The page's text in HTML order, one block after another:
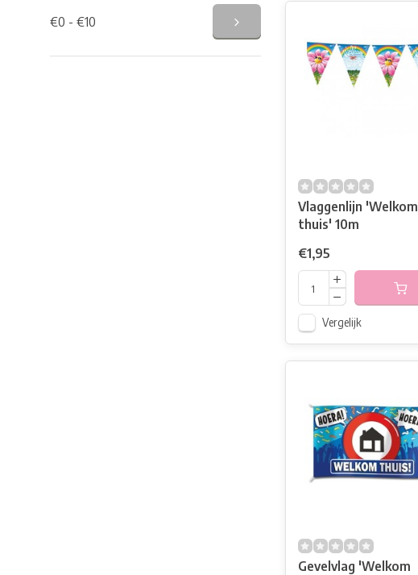
€0 - €10
Vlaggenlijn 'Welkom
thuis' 10m
€1,95
Vergelijk
Gevelvlag 'Welkom